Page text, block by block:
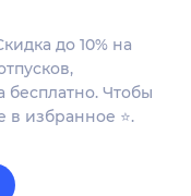
до 10% на
Чтобы
в избранное ⭐.